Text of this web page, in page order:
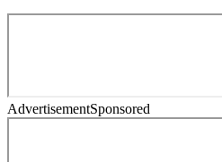
AdvertisementSponsored